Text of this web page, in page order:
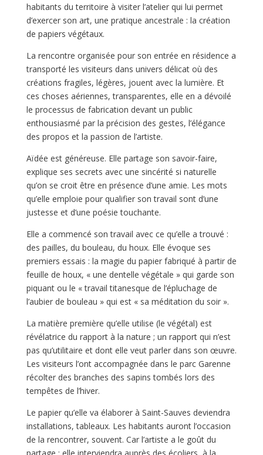
habitants du territoire à visiter l’atelier qui lui permet
d’exercer son art, une pratique ancestrale : la création
de papiers végétaux.
La rencontre organisée pour son entrée en résidence a
transporté les visiteurs dans univers délicat où des
créations fragiles, légères, jouent avec la lumière. Et
ces choses aériennes, transparentes, elle en a dévoilé
le processus de fabrication devant un public
enthousiasmé par la précision des gestes, l’élégance
des propos et la passion de l’artiste.
Aïdée est généreuse. Elle partage son savoir-faire,
explique ses secrets avec une sincérité si naturelle
qu’on se croit être en présence d’une amie. Les mots
qu’elle emploie pour qualifier son travail sont d’une
justesse et d’une poésie touchante.
Elle a commencé son travail avec ce qu’elle a trouvé :
des pailles, du bouleau, du houx. Elle évoque ses
premiers essais : la magie du papier fabriqué à partir de
feuille de houx, « une dentelle végétale » qui garde son
piquant ou le « travail titanesque de l’épluchage de
l’aubier de bouleau » qui est « sa méditation du soir ».
La matière première qu’elle utilise (le végétal) est
révélatrice du rapport à la nature ; un rapport qui n’est
pas qu’utilitaire et dont elle veut parler dans son œuvre.
Les visiteurs l’ont accompagnée dans le parc Garenne
récolter des branches des sapins tombés lors des
tempêtes de l’hiver.
Le papier qu’elle va élaborer à Saint-Sauves deviendra
installations, tableaux. Les habitants auront l’occasion
de la rencontrer, souvent. Car l’artiste a le goût du